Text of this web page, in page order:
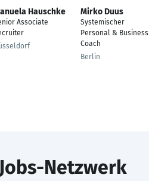
Hauschke
Associate
Mirko Duus
Systemischer
Personal & Business
Coach
Berlin
Netzwerk